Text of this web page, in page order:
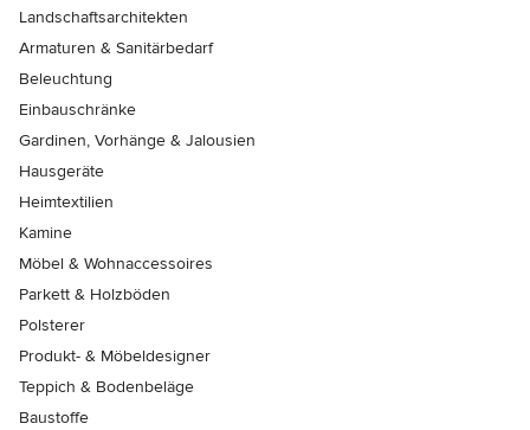
Landschaftsarchitekten
Armaturen & Sanitärbedarf
Beleuchtung
Einbauschränke
Gardinen, Vorhänge & Jalousien
Hausgeräte
Heimtextilien
Kamine
Möbel & Wohnaccessoires
Parkett & Holzböden
Polsterer
Produkt- & Möbeldesigner
Teppich & Bodenbeläge
Baustoffe